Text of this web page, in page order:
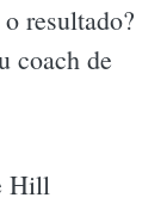
resultado?
coach de
Hill